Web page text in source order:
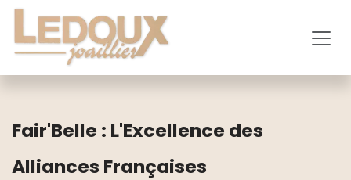
Se rendre au contenu
Fair'Belle : L'Excellence des
Alliances Françaises